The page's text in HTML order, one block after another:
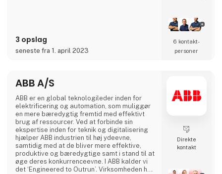
bygger containere. Det vil sige, at
3 opslag
seneste fra 1. april 2023
6 kontakt­
personer
ABB A/S
ABB er en global teknologileder inden for
elektrificering og automation, som muliggør
en mere bæredygtig fremtid med effektivt
brug af ressourcer. Ved at forbinde sin
ekspertise inden for teknik og digitalisering
hjælper ABB industrien til høj ydeevne,
samtidig med at de bliver mere effektive,
produktive og bæredygtige samt i stand til at
øge deres konkurrenceevne. I ABB kalder vi
det ‘Engineered to Outrun’. Virksomheden har
Direkte
kontakt